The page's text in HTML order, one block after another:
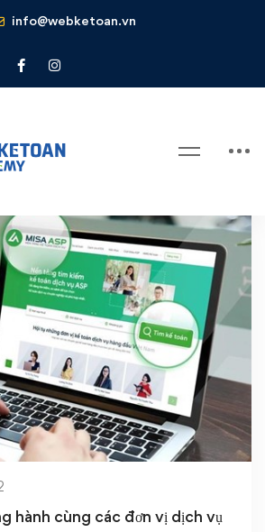
info@webketoan.vn
MISA ASP
hành cùng các đơn vị dịch vụ